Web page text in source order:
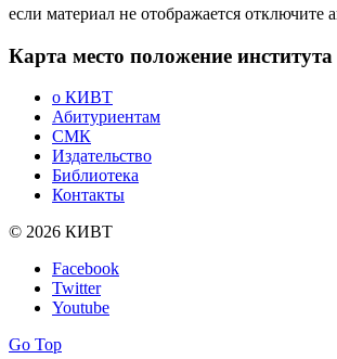
если материал не отображается отключите
Карта место положение института
о КИВТ
Абитуриентам
СМК
Издательство
Библиотека
Контакты
© 2026 КИВТ
Facebook
Twitter
Youtube
Go Top